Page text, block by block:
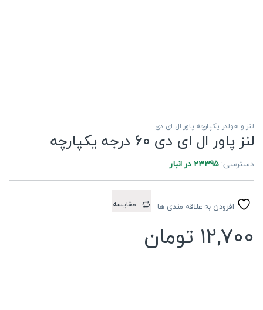
لنز و هولدر یکپارچه پاور ال ای دی
لنز پاور ال ای دی 60 درجه یکپارچه
دسترسی: 23395 در انبار
افزودن به علاقه مندی ها مقایسه
12,700 تومان